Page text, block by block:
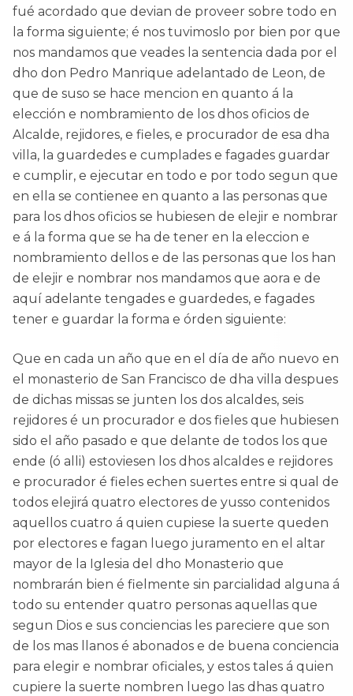
fué acordado que devian de proveer sobre todo en
la forma siguiente; é nos tuvimoslo por bien por que
nos mandamos que veades la sentencia dada por el
dho don Pedro Manrique adelantado de Leon, de
que de suso se hace mencion en quanto á la
elección e nombramiento de los dhos oficios de
Alcalde, rejidores, e fieles, e procurador de esa dha
villa, la guardedes e cumplades e fagades guardar
e cumplir, e ejecutar en todo e por todo segun que
en ella se contienee en quanto a las personas que
para los dhos oficios se hubiesen de elejir e nombrar
e á la forma que se ha de tener en la eleccion e
nombramiento dellos e de las personas que los han
de elejir e nombrar nos mandamos que aora e de
aquí adelante tengades e guardedes, e fagades
tener e guardar la forma e órden siguiente:
Que en cada un año que en el día de año nuevo en
el monasterio de San Francisco de dha villa despues
de dichas missas se junten los dos alcaldes, seis
rejidores é un procurador e dos fieles que hubiesen
sido el año pasado e que delante de todos los que
ende (ó alli) estoviesen los dhos alcaldes e rejidores
e procurador é fieles echen suertes entre si qual de
todos elejirá quatro electores de yusso contenidos
aquellos cuatro á quien cupiese la suerte queden
por electores e fagan luego juramento en el altar
mayor de la Iglesia del dho Monasterio que
nombrarán bien é fielmente sin parcialidad alguna á
todo su entender quatro personas aquellas que
segun Dios e sus conciencias les pareciere que son
de los mas llanos é abonados e de buena conciencia
para elegir e nombrar oficiales, y estos tales á quien
cupiere la suerte nombren luego las dhas quatro